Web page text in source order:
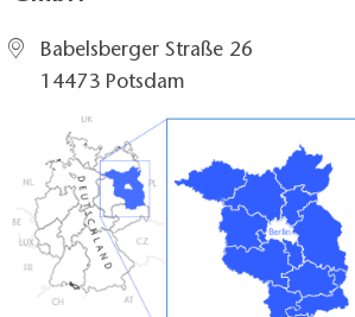
Babelsberger Straße 26
14473 Potsdam